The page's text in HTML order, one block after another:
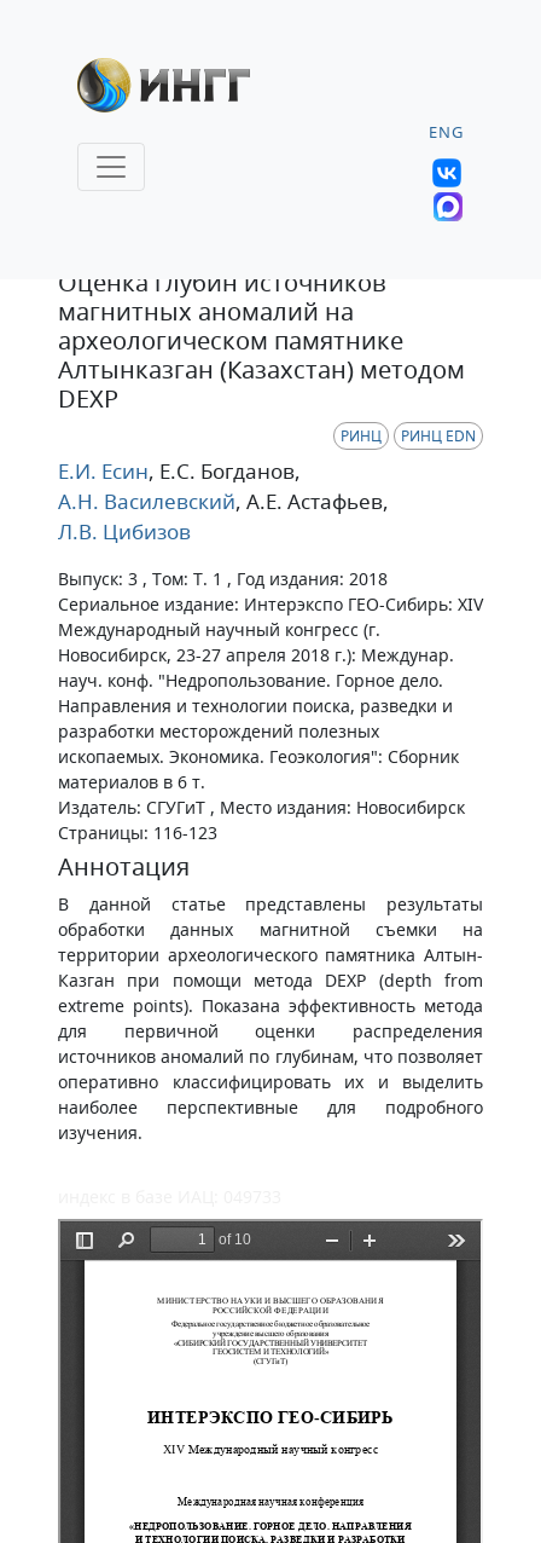
ENG
Оценка глубин источников
магнитных аномалий на
археологическом памятнике
Алтынказган (Казахстан) методом
DEXP
РИНЦ РИНЦ EDN
Е.И. Есин, Е.С. Богданов,
А.Н. Василевский, А.Е. Астафьев,
Л.В. Цибизов
Выпуск: 3 , Том: Т. 1 , Год издания: 2018
Сериальное издание: Интерэкспо ГЕО-Сибирь: XIV
Международный научный конгресс (г.
Новосибирск, 23-27 апреля 2018 г.): Междунар.
науч. конф. "Недропользование. Горное дело.
Направления и технологии поиска, разведки и
разработки месторождений полезных
ископаемых. Экономика. Геоэкология": Сборник
материалов в 6 т.
Издатель: СГУГиТ , Место издания: Новосибирск
Страницы: 116-123
Аннотация
В данной статье представлены результаты
обработки данных магнитной съемки на
территории археологического памятника Алтын-
Казган при помощи метода DEXP (depth from
extreme points). Показана эффективность метода
для первичной оценки распределения
источников аномалий по глубинам, что позволяет
оперативно классифицировать их и выделить
наиболее перспективные для подробного
изучения.